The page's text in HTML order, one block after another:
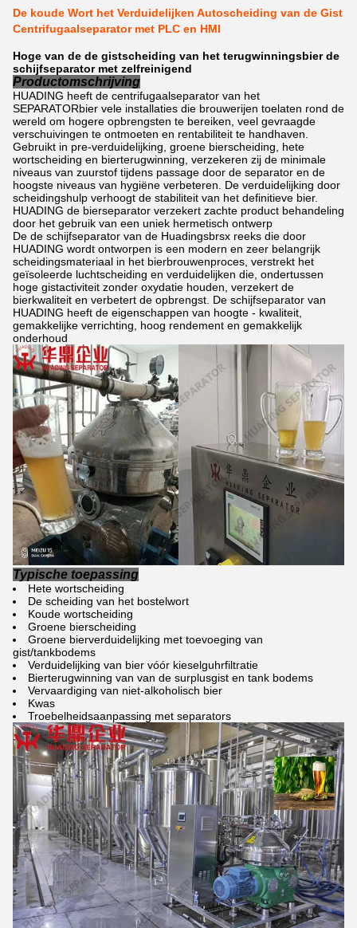
De koude Wort het Verduidelijken Autoscheiding van de Gist
Centrifugaalseparator met PLC en HMI
Hoge van de de gistscheiding van het terugwinningsbier de
schijfseparator met zelfreinigend
Productomschrijving
HUADING heeft de centrifugaalseparator van het
SEPARATORbier vele installaties die brouwerijen toelaten rond de
wereld om hogere opbrengsten te bereiken, veel gevraagde
verschuivingen te ontmoeten en rentabiliteit te handhaven.
Gebruikt in pre-verduidelijking, groene bierscheiding, hete
wortscheiding en bierterugwinning, verzekeren zij de minimale
niveaus van zuurstof tijdens passage door de separator en de
hoogste niveaus van hygiëne verbeteren. De verduidelijking door
scheidingshulp verhoogt de stabiliteit van het definitieve bier.
HUADING de bierseparator verzekert zachte product behandeling
door het gebruik van een uniek hermetisch ontwerp
De de schijfseparator van de Huadingsbrsx reeks die door
HUADING wordt ontworpen is een modern en zeer belangrijk
scheidingsmateriaal in het bierbrouwenproces, verstrekt het
geïsoleerde luchtscheiding en verduidelijken die, ondertussen
hoge gistactiviteit zonder oxydatie houden, verzekert de
bierkwaliteit en verbetert de opbrengst. De schijfseparator van
HUADING heeft de eigenschappen van hoogte - kwaliteit,
gemakkelijke verrichting, hoog rendement en gemakkelijk
onderhoud
Typische toepassing
Hete wortscheiding
De scheiding van het bostelwort
Koude wortscheiding
Groene bierscheiding
Groene bierverduidelijking met toevoeging van
gist/tankbodems
Verduidelijking van bier vóór kieselguhrfiltratie
Bierterugwinning van van de surplusgist en tank bodems
Vervaardiging van niet-alkoholisch bier
Kwas
Troebelheidsaanpassing met separators